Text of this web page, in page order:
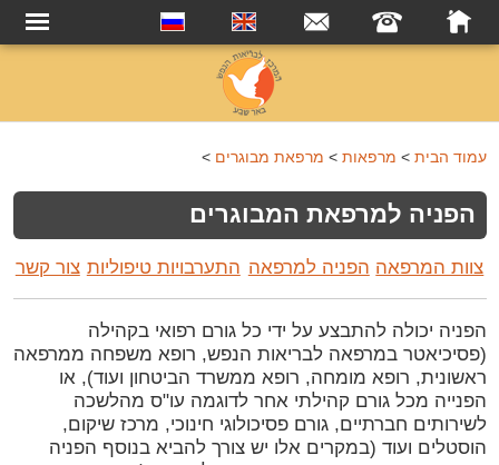
עמוד הבית > מרפאות > מרפאת מבוגרים >
הפניה למרפאת המבוגרים
צוות המרפאה הפניה למרפאה התערבויות טיפוליות צור קשר
הפניה יכולה להתבצע על ידי כל גורם רפואי בקהילה
(פסיכיאטר במרפאה לבריאות הנפש, רופא משפחה ממרפאה
ראשונית, רופא מומחה, רופא ממשרד הביטחון ועוד), או
הפנייה מכל גורם קהילתי אחר לדוגמה עו"ס מהלשכה
לשירותים חברתיים, גורם פסיכולוגי חינוכי, מרכז שיקום,
הוסטלים ועוד (במקרים אלו יש צורך להביא בנוסף הפניה